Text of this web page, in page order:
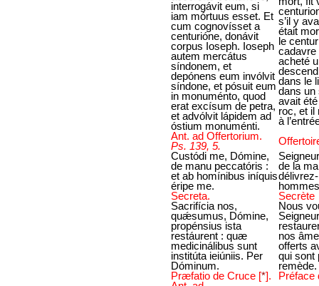
interrogávit eum, si
iam mórtuus esset. Et
cum cognovísset a
centurióne, donávit
corpus Ioseph. Ioseph
autem mercátus
síndonem, et
depónens eum invólvit
síndone, et pósuit eum
in monuménto, quod
erat excísum de petra,
et advólvit lápidem ad
óstium monuménti.
s’il y
était
le
cadavre
acheté
dans le
dans un
avait
roc, et il
à
Ant. ad Offertorium.
Ps. 139, 5.
Custódi me, Dómine,
de manu peccatóris :
et ab homínibus iníquis
éripe me.
de la
Secreta.
Secrète
Sacrifícia nos,
quǽsumus, Dómine,
propénsius ista
restáurent : quæ
medicinálibus sunt
institúta ieiúniis. Per
Dóminum.
Nous
nos
offerts
qui sont
remède.
Præfatio de Cruce [*].
Préface